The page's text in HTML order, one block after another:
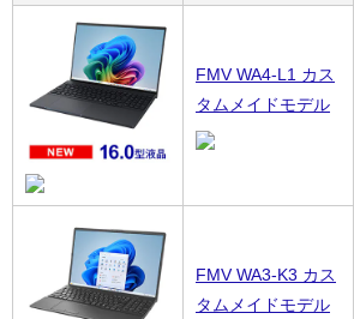
FMV WA4-L1 カス
タムメイドモデル
FMV WA3-K3 カス
タムメイドモデル